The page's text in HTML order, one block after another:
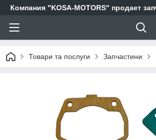
Компания "KOSA-MOTORS" продает
Товари та послуги Запчастини